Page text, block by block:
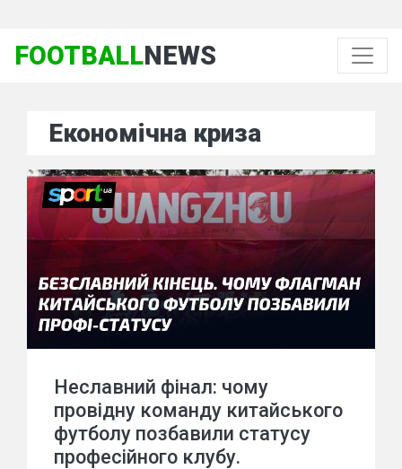
FOOTBALLNEWS
Економічна криза
Неславний фінал: чому
провідну команду китайського
футболу позбавили статусу
професійного клубу.